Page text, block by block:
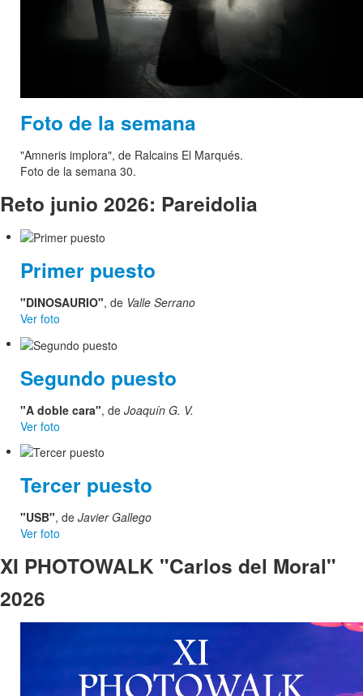
Foto de la semana
"Amneris implora", de Ralcains El Marqués.
Foto de la semana 30.
Reto junio 2026: Pareidolia
Primer puesto
"DINOSAURIO", de Valle Serrano
Ver foto
Segundo puesto
"A doble cara", de Joaquín G. V.
Ver foto
Tercer puesto
"USB", de Javier Gallego
Ver foto
XI PHOTOWALK "Carlos del Moral"
2026